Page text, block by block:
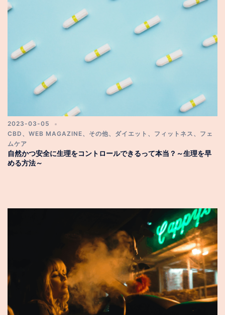
2023-03-05
CBD 、 WEB MAGAZINE、 その他、 ダイエット 、 フィットネス 、 フェ
ムケア
自然かつ安全に生理をコントロールできるって本当？～生理を早
める方法～